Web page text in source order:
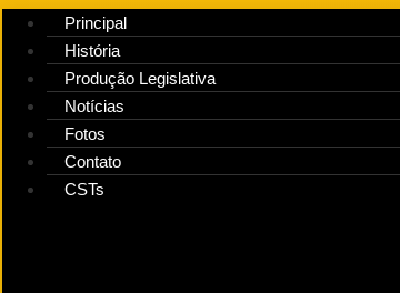
Principal
História
Produção Legislativa
Notícias
Fotos
Contato
CSTs